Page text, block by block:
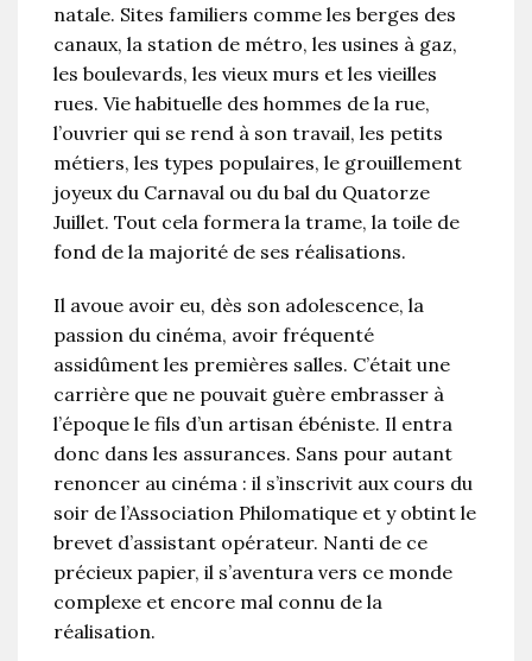
natale. Sites familiers comme les berges des
canaux, la station de métro, les usines à gaz,
les boulevards, les vieux murs et les vieilles
rues. Vie habituelle des hommes de la rue,
l’ouvrier qui se rend à son travail, les petits
métiers, les types populaires, le grouillement
joyeux du Carnaval ou du bal du Quatorze
Juillet. Tout cela formera la trame, la toile de
fond de la majorité de ses réalisations.
Il avoue avoir eu, dès son adolescence, la
passion du cinéma, avoir fréquenté
assidûment les premières salles. C’était une
carrière que ne pouvait guère embrasser à
l’époque le fils d’un artisan ébéniste. Il entra
donc dans les assurances. Sans pour autant
renoncer au cinéma : il s’inscrivit aux cours du
soir de l’Association Philomatique et y obtint le
brevet d’assistant opérateur. Nanti de ce
précieux papier, il s’aventura vers ce monde
complexe et encore mal connu de la
réalisation.